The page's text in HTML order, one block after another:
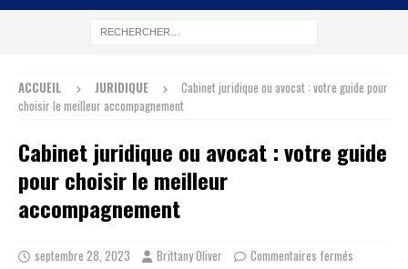
ACCUEIL JURIDIQUE
Cabinet juridique ou avocat : votre guide pour
choisir le meilleur accompagnement
Cabinet juridique ou avocat : votre guide
pour choisir le meilleur
accompagnement
septembre 28, 2023 Brittany Oliver Commentaires fermés